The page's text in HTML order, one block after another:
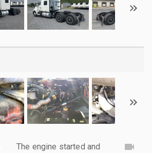
The engine started and